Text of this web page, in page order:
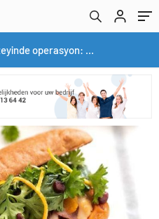
MİT’ten Irak’ın kuzeyinde operasyon: Ramazan Güneş Türkiye’ye getirildi